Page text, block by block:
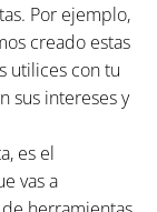
Por ejemplo,
creado estas
utilices con tu
sus intereses y
es el
vas a